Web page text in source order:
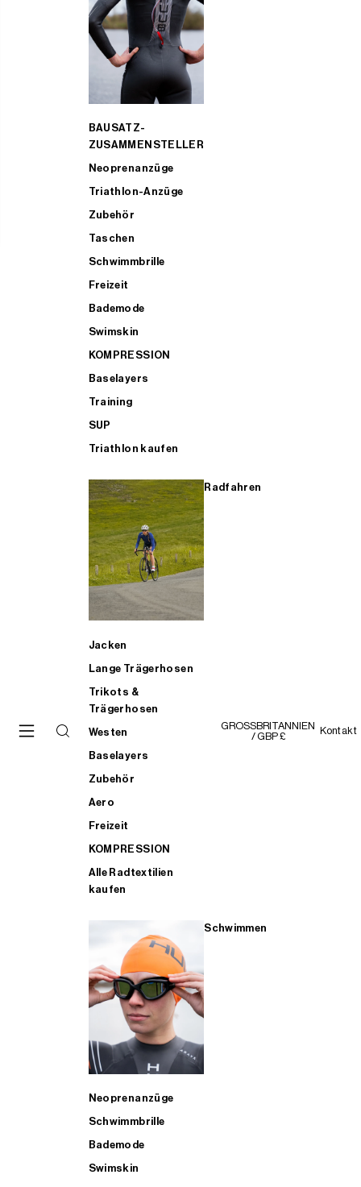
BAUSATZ-
ZUSAMMENSTELLER
Neoprenanzüge
Triathlon-Anzüge
Zubehör
Taschen
Schwimmbrille
Freizeit
Bademode
Swimskin
KOMPRESSION
Baselayers
Training
SUP
Triathlon kaufen
Radfahren
Jacken
Lange Trägerhosen
Trikots &
Trägerhosen
Westen
Baselayers
Zubehör
Aero
Freizeit
KOMPRESSION
Alle Radtextilien
kaufen
Schwimmen
Neoprenanzüge
Schwimmbrille
Bademode
Swimskin
GROSSBRITANNIEN
/ GBP £
Kontakt